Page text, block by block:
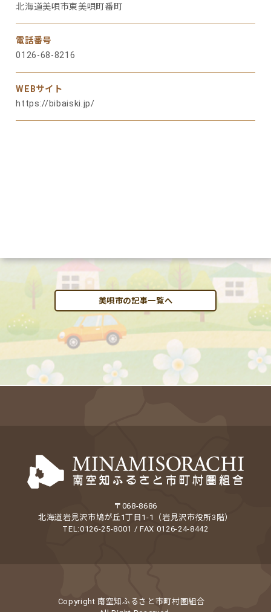
北海道美唄市東美唄町番町
電話番号
0126-68-8216
WEBサイト
https://bibaiski.jp/
美唄市の記事一覧へ
〒068-8686
北海道岩見沢市鳩が丘1丁目1-1（岩見沢市役所3階）
TEL:0126-25-8001 / FAX 0126-24-8442
Copyright 南空知ふるさと市町村圏組合